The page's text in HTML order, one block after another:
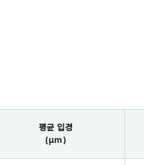
평균 입경
(μm)